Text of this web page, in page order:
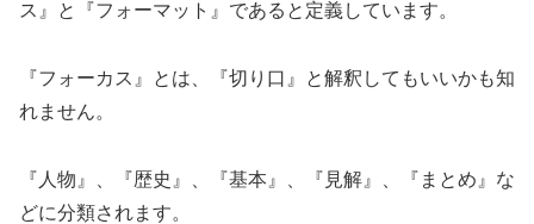
ス』と『フォーマット』であると定義しています。
『フォーカス』とは、『切り口』と解釈してもいいかも知
れません。
『人物』、『歴史』、『基本』、『見解』、『まとめ』な
どに分類されます。